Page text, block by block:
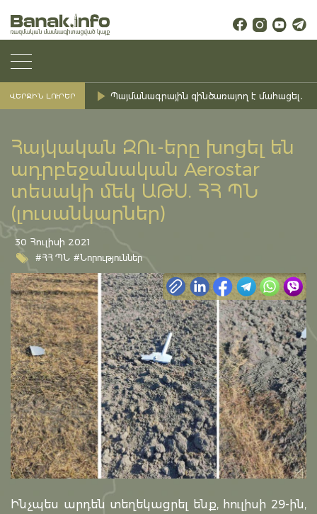
ՎԵՐՋԻՆ ԼՈՒՐԵՐ Պայմանագրային զինծառայող է մահացել․
Հայկական ԶՈւ-երը խոցել են
ադրբեջանական Aerostar
տեսակի մեկ ԱԹՍ. ՀՀ ՊՆ
(լուսանկարներ)
30 Հուլիսի 2021
#ՀՀ ՊՆ #Նորություններ
Ինչպես արդեն տեղեկացրել ենք, հուլիսի 29-ին,